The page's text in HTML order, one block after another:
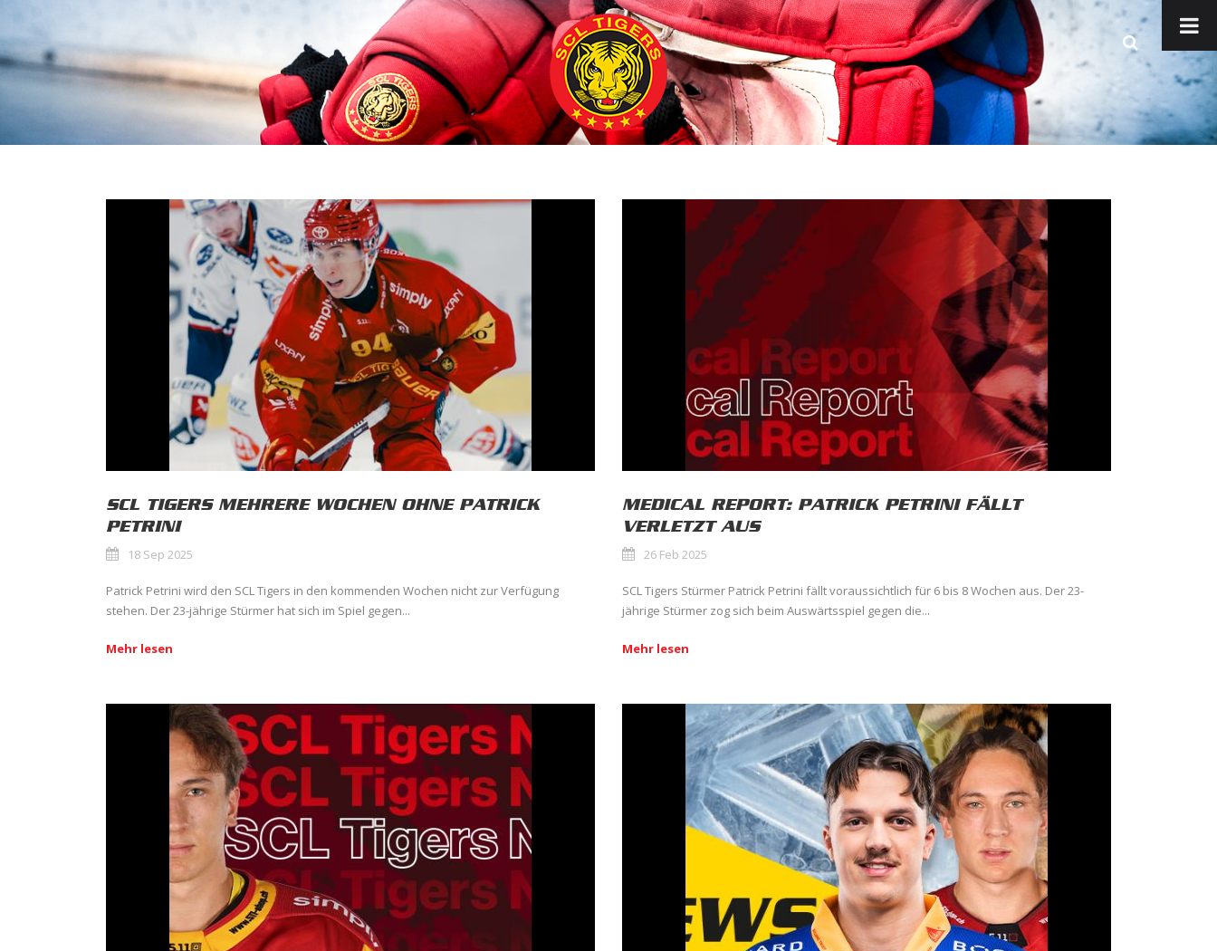
SCL TIGERS MEHRERE WOCHEN OHNE PATRICK
PETRINI
18 Sep 2025
Patrick Petrini wird den SCL Tigers in den kommenden Wochen nicht zur Verfügung
stehen. Der 23-jährige Stürmer hat sich im Spiel gegen...
Mehr lesen
MEDICAL REPORT: PATRICK PETRINI FÄLLT
VERLETZT AUS
26 Feb 2025
SCL Tigers Stürmer Patrick Petrini fällt voraussichtlich für 6 bis 8 Wochen aus. Der 23-
jährige Stürmer zog sich beim Auswärtsspiel gegen die...
Mehr lesen